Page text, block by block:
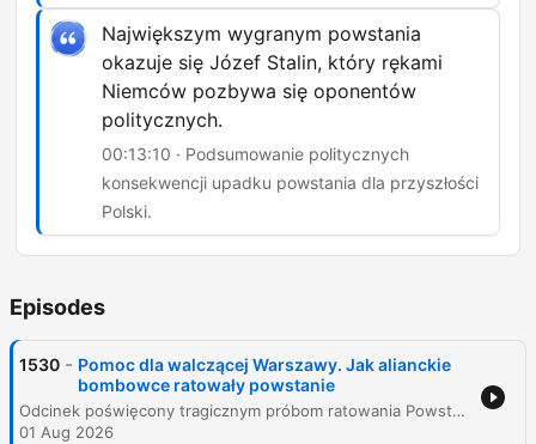
Największym wygranym powstania
okazuje się Józef Stalin, który rękami
Niemców pozbywa się oponentów
politycznych.
00:13:10 · Podsumowanie politycznych
konsekwencji upadku powstania dla przyszłości
Polski.
Episodes
1530 - Pomoc dla walczącej Warszawy. Jak alianckie
bombowce ratowały powstanie
Odcinek poświęcony tragicznym próbom ratowania Powstania Warszawskiego poprzez zrzuty lotnicze. Narracja skupia się na dyplomatycznej i militarnej grze między aliantami a Związkiem Radzieckim, ukazując postawę Józefa Stalina, który celowo blokował pomoc dla walczącej stolicy. Przedstawiono historię misji bombowców Liberator oraz operacji amerykańskiej Frantic 7, które mimo ogromnego ryzyka i strat w ludziach, stanowiły jedyną szansę na dostarczenie broni i leków do miasta. Analiza obejmuje również perspektywę dowództwa RAF-u, który obawiał się zbyt wysokich kosztów ludzkich, oraz dramatyczne wspomnienia pilotów przelatujących nad płonącą Warszawą. Całość dokumentuje tragiczny bilans powstania, śmierć tysięcy cywilów i żołnierzy AK oraz polityczne konsekwencje, które doprowadziły do przejęcia władzy w Polsce przez komunistów.
01 Aug 2026